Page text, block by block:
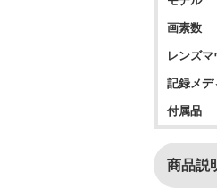
画素数
レンズマ
記録メデ
付属品
商品説